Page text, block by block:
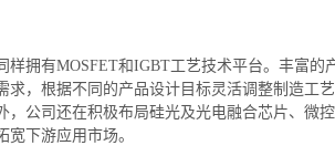
样拥有MOSFET和IGBT工艺技术平台。丰富的
求，根据不同的产品设计目标灵活调整制造工
，公司还在积极布局硅光及光电融合芯片、微
宽下游应用市场。